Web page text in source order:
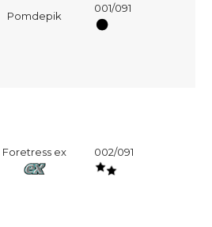
Pomdepik
001/091
Foretress ex 002/091